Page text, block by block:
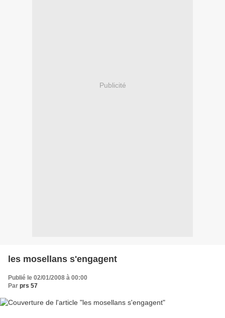
Publicité
les mosellans s'engagent
Publié le 02/01/2008 à 00:00
Par prs 57